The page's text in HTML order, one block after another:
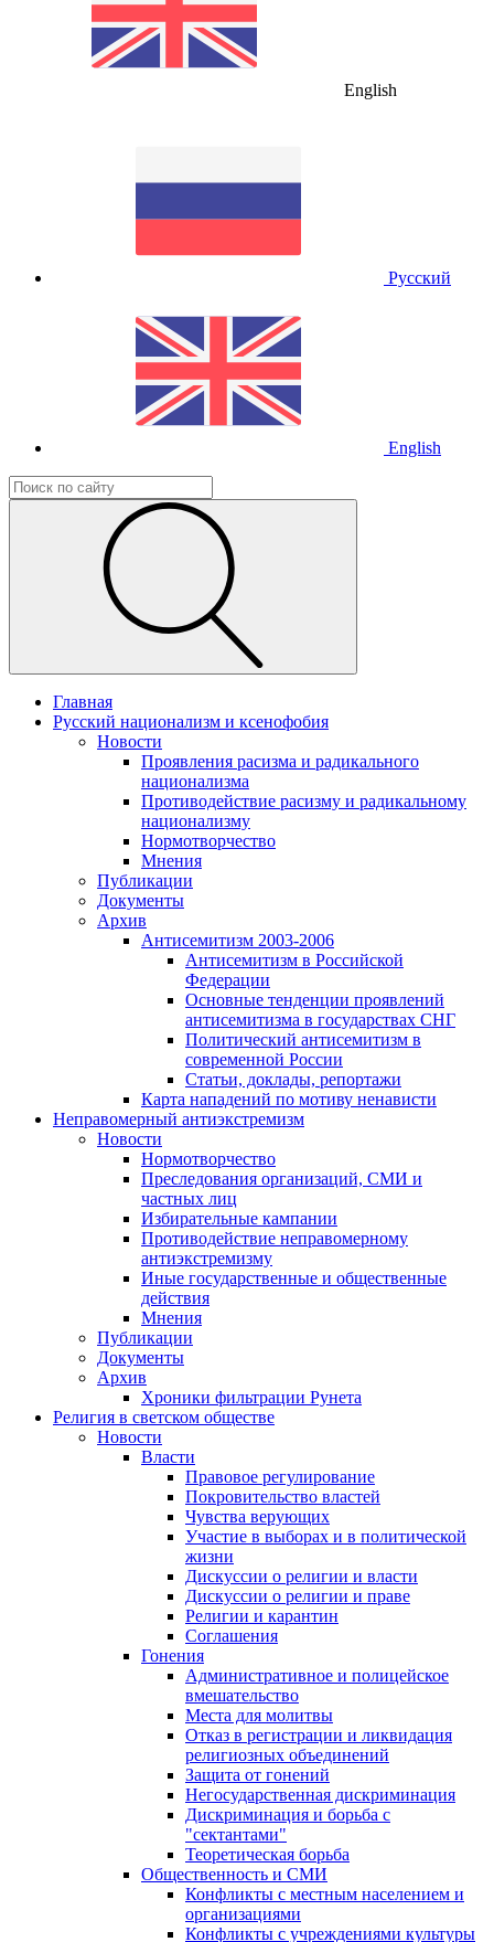
English
Русский
English
Главная
Русский национализм и ксенофобия
Новости
Проявления расизма и радикального
национализма
Противодействие расизму и радикальному
национализму
Нормотворчество
Мнения
Публикации
Документы
Архив
Антисемитизм 2003-2006
Антисемитизм в Российской
Федерации
Основные тенденции проявлений
антисемитизма в государствах СНГ
Политический антисемитизм в
современной России
Статьи, доклады, репортажи
Карта нападений по мотиву ненависти
Неправомерный антиэкстремизм
Новости
Нормотворчество
Преследования организаций, СМИ и
частных лиц
Избирательные кампании
Противодействие неправомерному
антиэкстремизму
Иные государственные и общественные
действия
Мнения
Публикации
Документы
Архив
Хроники фильтрации Рунета
Религия в светском обществе
Новости
Власти
Правовое регулирование
Покровительство властей
Чувства верующих
Участие в выборах и в политической
жизни
Дискуссии о религии и власти
Дискуссии о религии и праве
Религии и карантин
Соглашения
Гонения
Административное и полицейское
вмешательство
Места для молитвы
Отказ в регистрации и ликвидация
религиозных объединений
Защита от гонений
Негосударственная дискриминация
Дискриминация и борьба с
"сектантами"
Теоретическая борьба
Общественность и СМИ
Конфликты с местным населением и
организациями
Конфликты с учреждениями культуры